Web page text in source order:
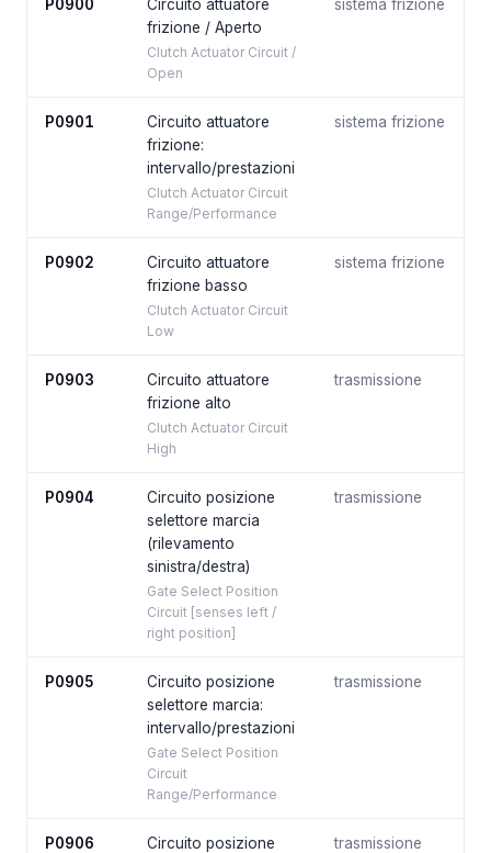
P0900
Circuito attuatore
frizione / Aperto
Clutch Actuator Circuit /
Open
sistema frizione
P0901
Circuito attuatore
frizione:
intervallo/prestazioni
Clutch Actuator Circuit
Range/Performance
sistema frizione
P0902
Circuito attuatore
frizione basso
Clutch Actuator Circuit
Low
sistema frizione
P0903
Circuito attuatore
frizione alto
Clutch Actuator Circuit
High
trasmissione
P0904
Circuito posizione
selettore marcia
(rilevamento
sinistra/destra)
Gate Select Position
Circuit [senses left /
right position]
trasmissione
P0905
Circuito posizione
selettore marcia:
intervallo/prestazioni
Gate Select Position
Circuit
Range/Performance
trasmissione
P0906
Circuito posizione
trasmissione